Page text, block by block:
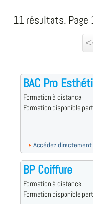
11 résultats. Page
BAC Pro
Formation à distance
Formation disponible
Accédez
BP Coiffure
Formation à distance
Formation disponible